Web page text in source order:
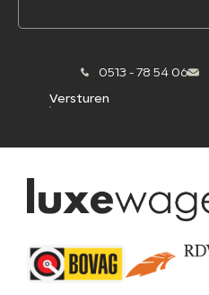
0513 - 78 54 06
Versturen